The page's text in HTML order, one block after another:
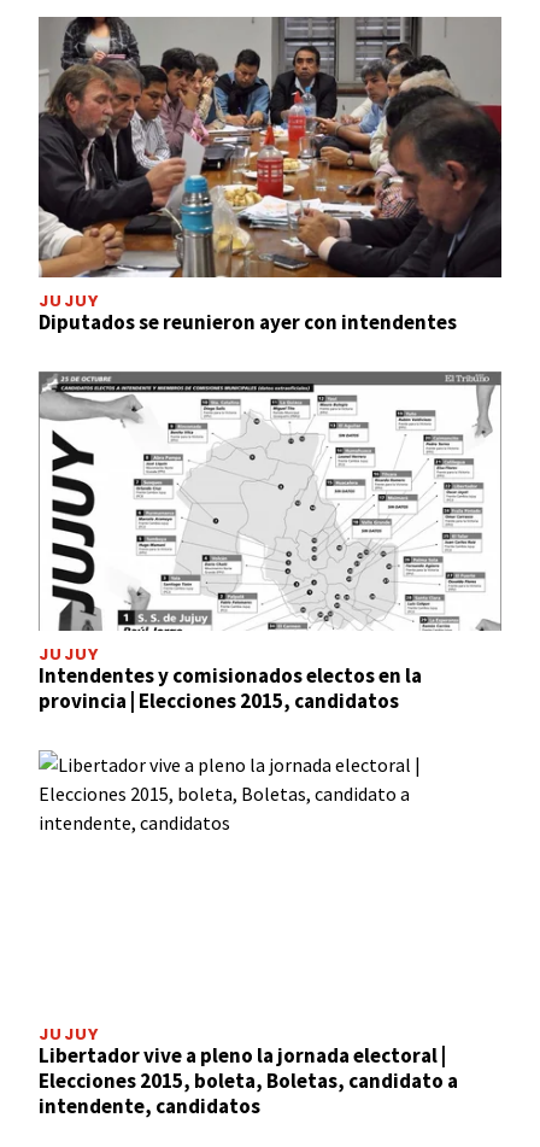
JUJUY
Diputados se reunieron ayer con intendentes
JUJUY
Intendentes y comisionados electos en la
provincia | Elecciones 2015, candidatos
JUJUY
Libertador vive a pleno la jornada electoral |
Elecciones 2015, boleta, Boletas, candidato a
intendente, candidatos